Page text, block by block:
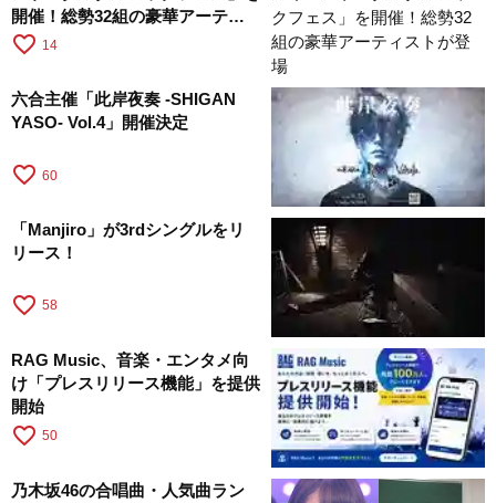
開催！総勢32組の豪華アーティ
ストが登場
favorite_border 14
六合主催「此岸夜奏 -SHIGAN
YASO- Vol.4」開催決定
favorite_border 60
「Manjiro」が3rdシングルをリ
リース！
favorite_border 58
RAG Music、音楽・エンタメ向
け「プレスリリース機能」を提供
開始
favorite_border 50
乃木坂46の合唱曲・人気曲ラン